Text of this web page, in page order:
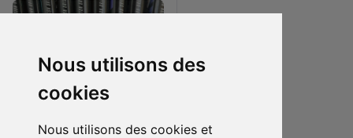
Nous utilisons des
cookies
Nous utilisons des cookies et